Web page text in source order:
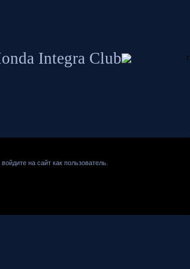
Integra Club
на сайт как пользователь.